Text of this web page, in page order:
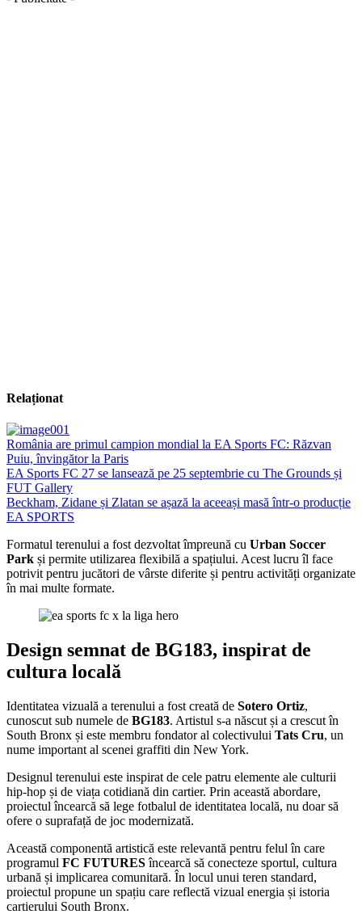
Relaționat
România are primul campion mondial la EA Sports FC: Răzvan
Puiu, învingător la Paris
EA Sports FC 27 se lansează pe 25 septembrie cu The Grounds și
FUT Gallery
Beckham, Zidane și Zlatan se așază la aceeași masă într-o producție
EA SPORTS
Formatul terenului a fost dezvoltat împreună cu Urban Soccer
Park și permite utilizarea flexibilă a spațiului. Acest lucru îl face
potrivit pentru jucători de vârste diferite și pentru activități organizate
în mai multe formate.
Design semnat de BG183, inspirat de
cultura locală
Identitatea vizuală a terenului a fost creată de Sotero Ortiz,
cunoscut sub numele de BG183. Artistul s-a născut și a crescut în
South Bronx și este membru fondator al colectivului Tats Cru, un
nume important al scenei graffiti din New York.
Designul terenului este inspirat de cele patru elemente ale culturii
hip-hop și de viața cotidiană din cartier. Prin această abordare,
proiectul încearcă să lege fotbalul de identitatea locală, nu doar să
ofere o suprafață de joc modernizată.
Această componentă artistică este relevantă pentru felul în care
programul FC FUTURESîncearcă să conecteze sportul, cultura
urbană și implicarea comunitară. În locul unui teren standard,
proiectul propune un spațiu care reflectă vizual energia și istoria
cartierului South Bronx.